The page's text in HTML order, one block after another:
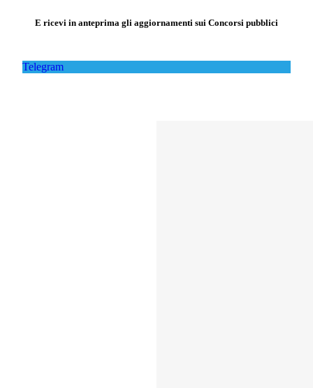
E ricevi in anteprima gli aggiornamenti sui Concorsi pubblici
Telegram